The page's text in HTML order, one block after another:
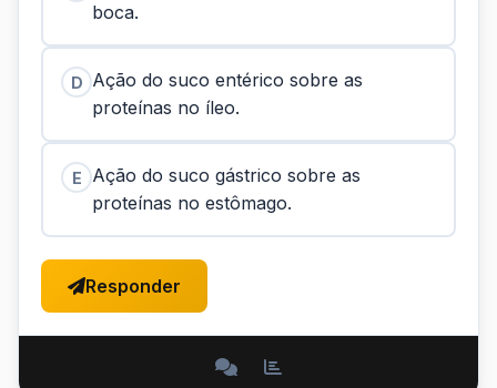
boca.
D Ação do suco entérico sobre as
proteínas no íleo.
E
Ação do suco gástrico sobre as
proteínas no estômago.
Responder